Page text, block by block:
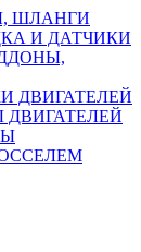
ШЛАНГИ
И ДАТЧИКИ
ДВИГАТЕЛЕЙ